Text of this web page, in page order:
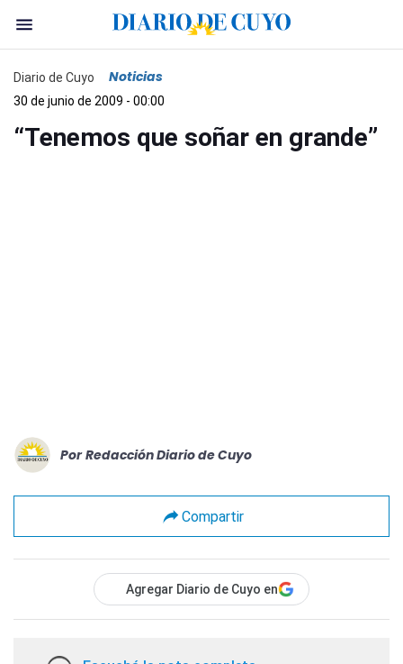
Diario de Cuyo Noticias
30 de junio de 2009 - 00:00
“Tenemos que soñar en grande”
Por Redacción Diario de Cuyo
Compartir
Agregar Diario de Cuyo en